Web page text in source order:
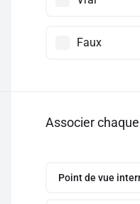
Faux
Associer
Point de vue